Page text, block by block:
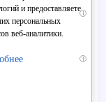
i
i
вы
и предоставляете
персональных
веб-аналитики.